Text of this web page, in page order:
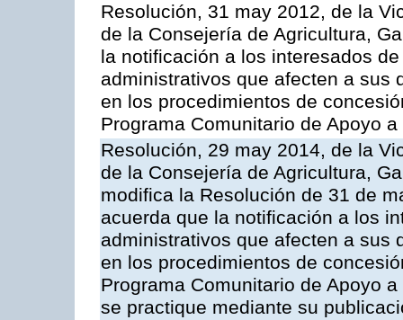
Resolución, 31 may 2012, de la
de la Consejería de Agricultura,
la notificación a los interesados
administrativos que afecten a sus
en los procedimientos de
Programa Comunitario de Apoyo
Resolución, 29 may 2014, de la
de la Consejería de Agricultura,
modifica la Resolución de 31 de
acuerda que la notificación a los
administrativos que afecten a sus
en los procedimientos de
Programa Comunitario de Apoyo
se practique mediante su